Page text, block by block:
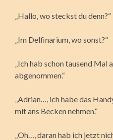
„Hallo, wo steckst du denn?“
„Im Delfinarium, wo sonst?“
„Ich hab schon tausend Mal
abgenommen.“
„Adrian…, ich habe das
mit ans Becken nehmen.“
„Oh…, daran hab ich jetzt